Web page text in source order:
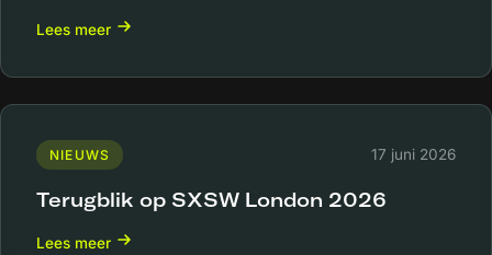
Lees meer
NIEUWS 17 juni 2026
Terugblik op SXSW London 2026
Lees meer